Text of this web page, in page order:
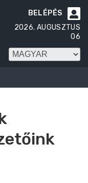

BELÉPÉS
2026. AUGUSZTUS
06